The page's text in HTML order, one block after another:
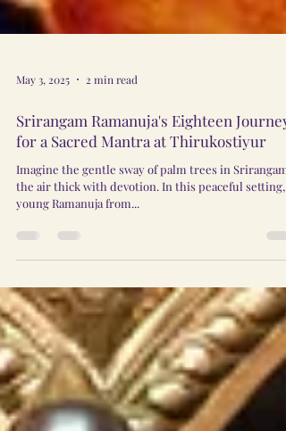
May 3, 2025 2 min read
Srirangam Ramanuja's Eighteen
for a Sacred Mantra at Thirukostiyur
Imagine the gentle sway of palm trees in Srirangam,
the air thick with devotion. In this peaceful setting, a